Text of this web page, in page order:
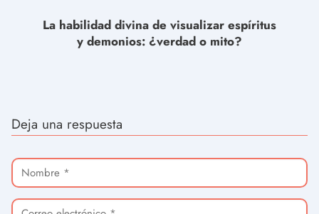
La habilidad divina de visualizar espíritus
y demonios: ¿verdad o mito?
Deja una respuesta